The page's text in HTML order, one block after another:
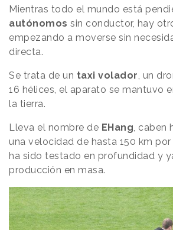
Mientras todo el mundo está
autónomos sin conductor, hay
empezando a moverse sin
directa.
Se trata de un taxi volador, un
16 hélices, el aparato se mantuvo
la tierra.
Lleva el nombre de EHang, caben
una velocidad de hasta 150 km
ha sido testado en profundidad y
producción en masa.